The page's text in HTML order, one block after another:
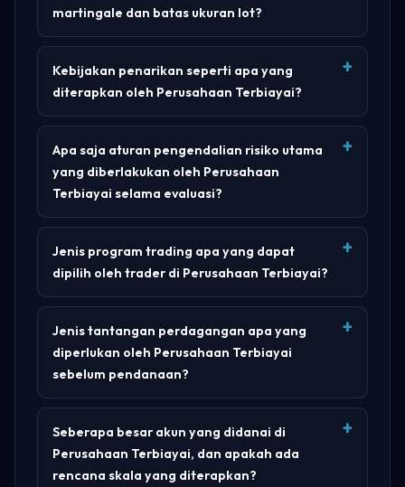
martingale dan batas ukuran lot?
Kebijakan penarikan seperti apa yang
diterapkan oleh Perusahaan Terbiayai?
Apa saja aturan pengendalian risiko utama
yang diberlakukan oleh Perusahaan
Terbiayai selama evaluasi?
Jenis program trading apa yang dapat
dipilih oleh trader di Perusahaan Terbiayai?
Jenis tantangan perdagangan apa yang
diperlukan oleh Perusahaan Terbiayai
sebelum pendanaan?
Seberapa besar akun yang didanai di
Perusahaan Terbiayai, dan apakah ada
rencana skala yang diterapkan?